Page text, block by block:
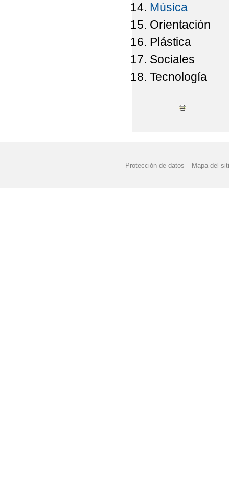
Música
Orientación
Plástica
Sociales
Tecnología
Protección de datos Mapa del